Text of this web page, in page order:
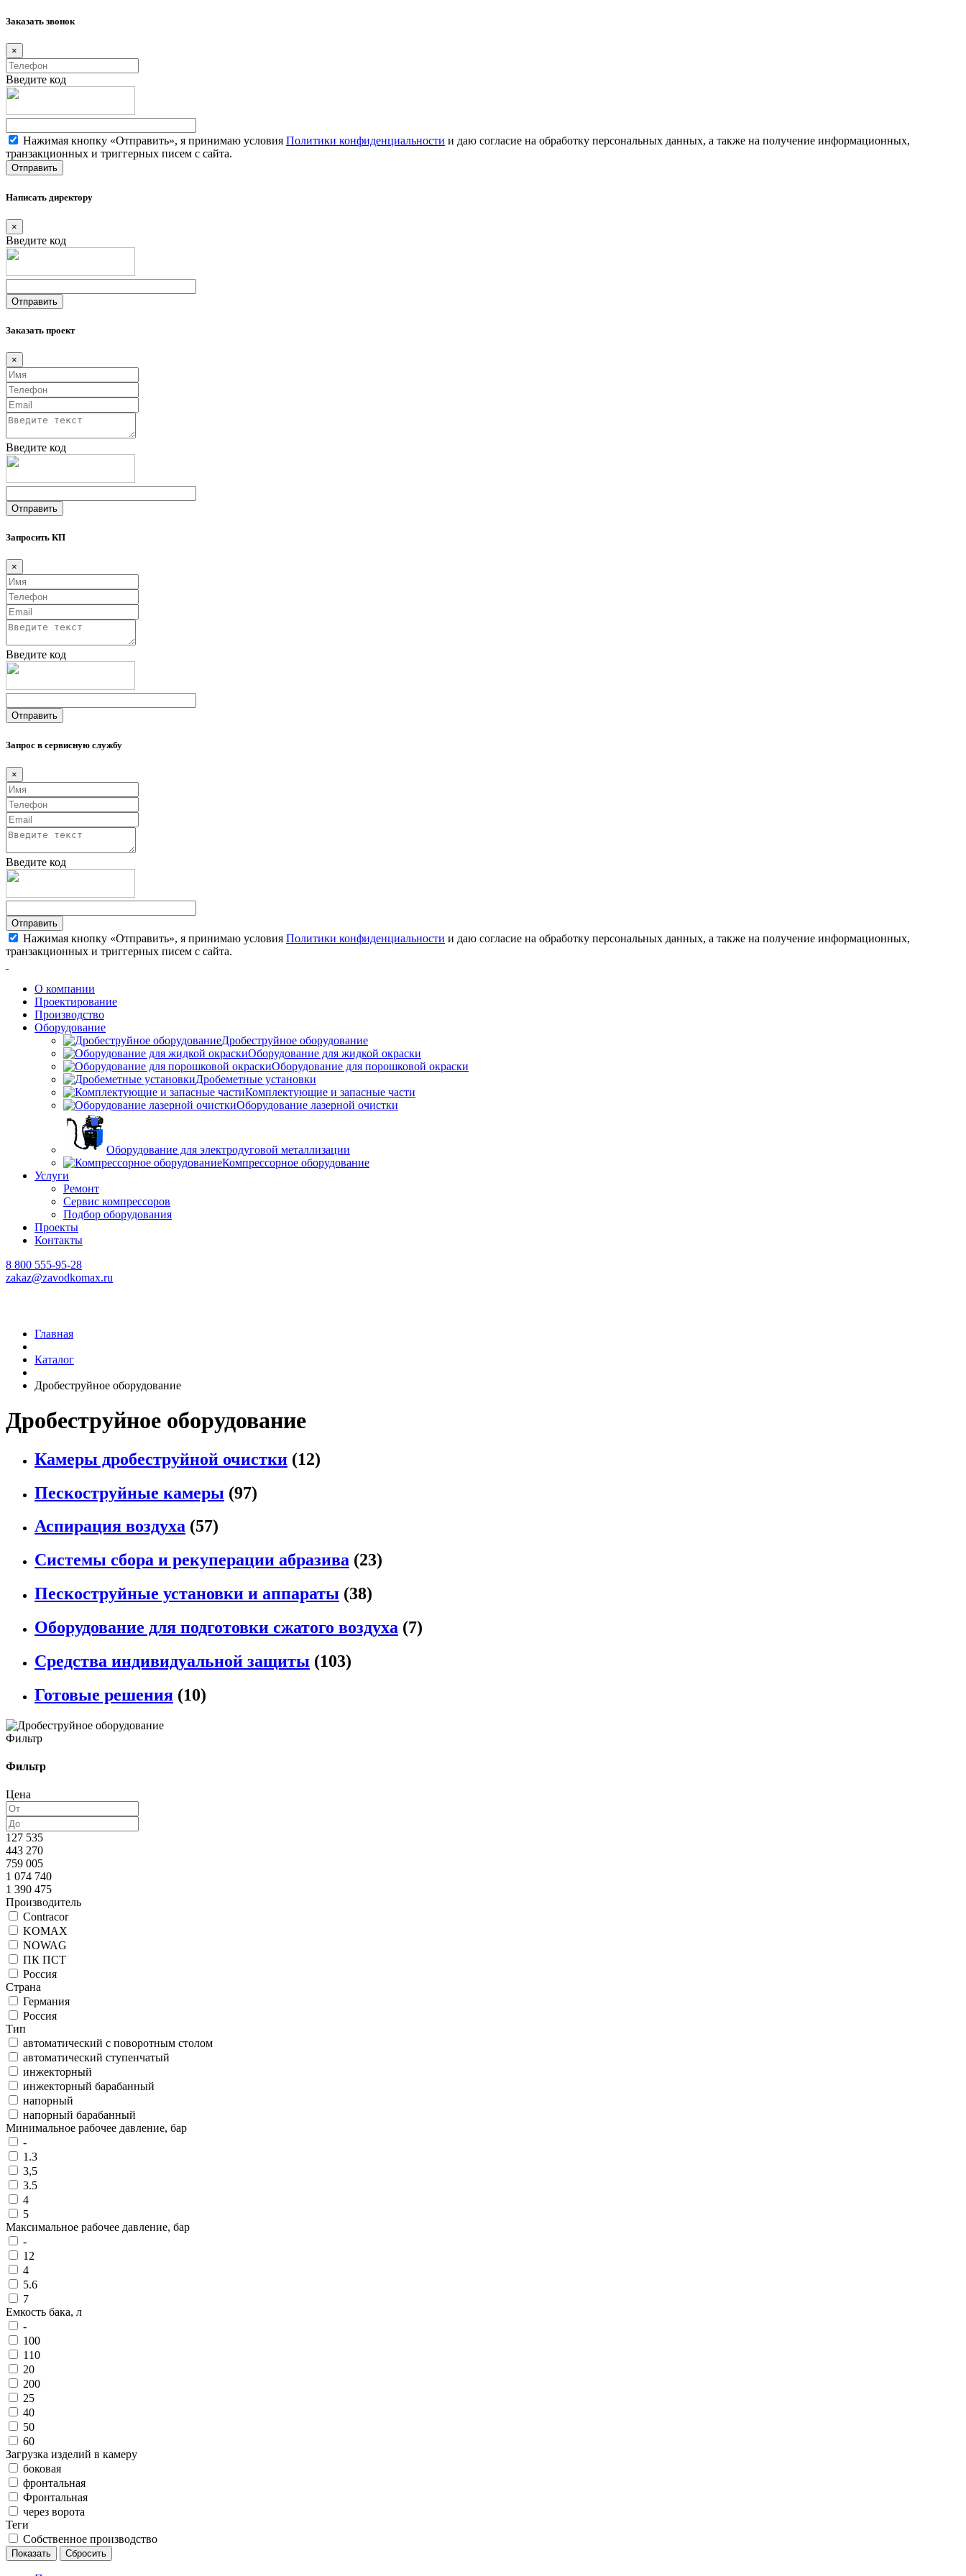
Заказать звонок
×
Введите код
Нажимая кнопку «Отправить», я принимаю условия Политики конфиденциальности и даю согласие на обработку персональных данных, а также на получение информационных,
транзакционных и триггерных писем с сайта.
Написать директору
×
Введите код
Заказать проект
×
Введите код
Запросить КП
×
Введите код
Запрос в сервисную службу
×
Введите код
Нажимая кнопку «Отправить», я принимаю условия Политики конфиденциальности и даю согласие на обработку персональных данных, а также на получение информационных,
транзакционных и триггерных писем с сайта.
О компании
Проектирование
Производство
Оборудование
Дробеструйное оборудование
Оборудование для жидкой окраски
Оборудование для порошковой окраски
Дробеметные установки
Комплектующие и запасные части
Оборудование лазерной очистки
Оборудование для электродуговой металлизации
Компрессорное оборудование
Услуги
Ремонт
Сервис компрессоров
Подбор оборудования
Проекты
Контакты
8 800 555-95-28
zakaz@zavodkomax.ru
Главная
Каталог
Дробеструйное оборудование
Дробеструйное оборудование
Камеры дробеструйной очистки (12)
Пескоструйные камеры (97)
Аспирация воздуха (57)
Системы сбора и рекуперации абразива (23)
Пескоструйные установки и аппараты (38)
Оборудование для подготовки сжатого воздуха (7)
Средства индивидуальной защиты (103)
Готовые решения (10)
Фильтр
Фильтр
Цена
127 535
443 270
759 005
1 074 740
1 390 475
Производитель
Contracor
KOMAX
NOWAG
ПК ПСТ
Россия
Страна
Германия
Россия
Тип
автоматический с поворотным столом
автоматический ступенчатый
инжекторный
инжекторный барабанный
напорный
напорный барабанный
Минимальное рабочее давление, бар
-
1.3
3,5
3.5
4
5
Максимальное рабочее давление, бар
-
12
4
5.6
7
Емкость бака, л
-
100
110
20
200
25
40
50
60
Загрузка изделий в камеру
боковая
фронтальная
Фронтальная
через ворота
Теги
Собственное производство